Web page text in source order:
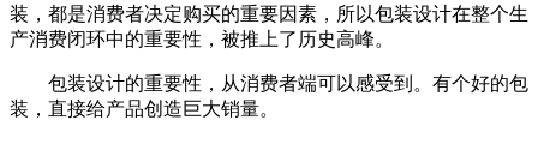
装，都是消费者决定购买的重要因素，所以包装设计在整个生
产消费闭环中的重要性，被推上了历史高峰。
包装设计的重要性，从消费者端可以感受到。有个好的包
装，直接给产品创造巨大销量。